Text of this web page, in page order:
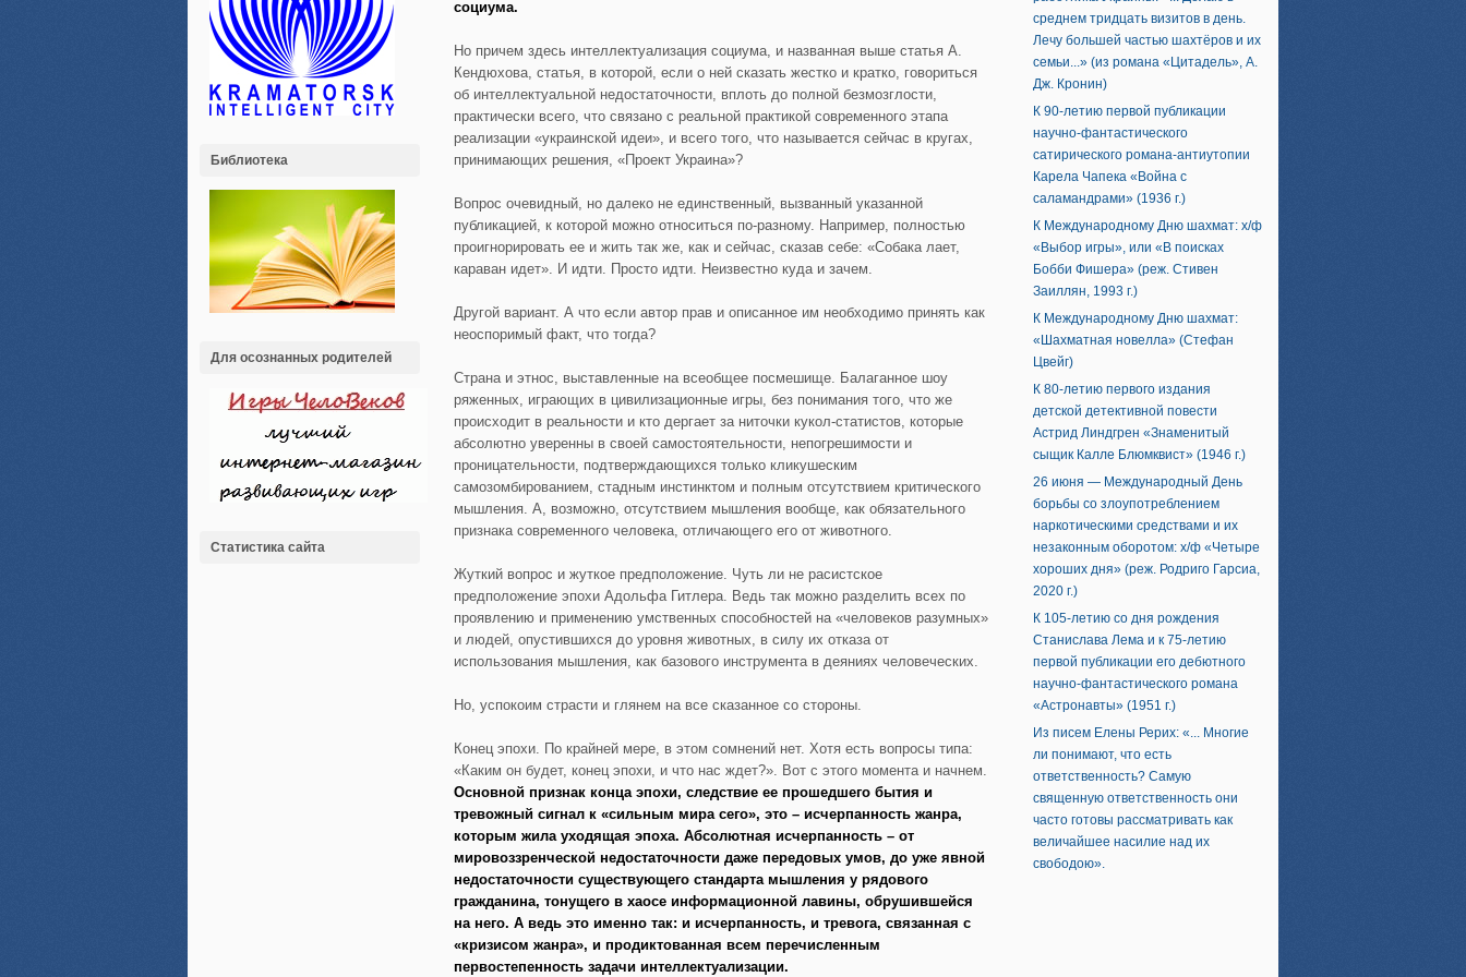
Библиотека
Для осознанных родителей
Статистика сайта
социума.
Но причем здесь интеллектуализация социума, и названная выше статья А.
Кендюхова, статья, в которой, если о ней сказать жестко и кратко, говориться
об интеллектуальной недостаточности, вплоть до полной безмозглости,
практически всего, что связано с реальной практикой современного этапа
реализации «украинской идеи», и всего того, что называется сейчас в кругах,
принимающих решения, «Проект Украина»?
Вопрос очевидный, но далеко не единственный, вызванный указанной
публикацией, к которой можно относиться по-разному. Например, полностью
проигнорировать ее и жить так же, как и сейчас, сказав себе: «Собака лает,
караван идет». И идти. Просто идти. Неизвестно куда и зачем.
Другой вариант. А что если автор прав и описанное им необходимо принять как
неоспоримый факт, что тогда?
Страна и этнос, выставленные на всеобщее посмешище. Балаганное шоу
ряженных, играющих в цивилизационные игры, без понимания того, что же
происходит в реальности и кто дергает за ниточки кукол-статистов, которые
абсолютно уверенны в своей самостоятельности, непогрешимости и
проницательности, подтверждающихся только кликушеским
самозомбированием, стадным инстинктом и полным отсутствием критического
мышления. А, возможно, отсутствием мышления вообще, как обязательного
признака современного человека, отличающего его от животного.
Жуткий вопрос и жуткое предположение. Чуть ли не расистское
предположение эпохи Адольфа Гитлера. Ведь так можно разделить всех по
проявлению и применению умственных способностей на «человеков разумных»
и людей, опустившихся до уровня животных, в силу их отказа от
использования мышления, как базового инструмента в деяниях человеческих.
Но, успокоим страсти и глянем на все сказанное со стороны.
Конец эпохи. По крайней мере, в этом сомнений нет. Хотя есть вопросы типа:
«Каким он будет, конец эпохи, и что нас ждет?». Вот с этого момента и начнем.
Основной признак конца эпохи, следствие ее прошедшего бытия и
тревожный сигнал к «сильным мира сего», это – исчерпанность жанра,
которым жила уходящая эпоха. Абсолютная исчерпанность – от
мировоззренческой недостаточности даже передовых умов, до уже явной
недостаточности существующего стандарта мышления у рядового
гражданина, тонущего в хаосе информационной лавины, обрушившейся
на него. А ведь это именно так: и исчерпанность, и тревога, связанная с
«кризисом жанра», и продиктованная всем перечисленным
первостепенность задачи интеллектуализации.
среднем тридцать визитов в день.
Лечу большей частью шахтёров и их
семьи...» (из романа «Цитадель», А.
Дж. Кронин)
К 90-летию первой публикации
научно-фантастического
сатирического романа-антиутопии
Карела Чапека «Война с
саламандрами» (1936 г.)
К Международному Дню шахмат: х/ф
«Выбор игры», или «В поисках
Бобби Фишера» (реж. Стивен
Заиллян, 1993 г.)
К Международному Дню шахмат:
«Шахматная новелла» (Стефан
Цвейг)
К 80-летию первого издания
детской детективной повести
Астрид Линдгрен «Знаменитый
сыщик Калле Блюмквист» (1946 г.)
26 июня — Международный День
борьбы со злоупотреблением
наркотическими средствами и их
незаконным оборотом: х/ф «Четыре
хороших дня» (реж. Родриго Гарсиа,
2020 г.)
К 105-летию со дня рождения
Станислава Лема и к 75-летию
первой публикации его дебютного
научно-фантастического романа
«Астронавты» (1951 г.)
Из писем Елены Рерих: «... Многие
ли понимают, что есть
ответственность? Самую
священную ответственность они
часто готовы рассматривать как
величайшее насилие над их
свободою».